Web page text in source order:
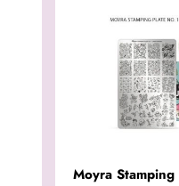
Moyra